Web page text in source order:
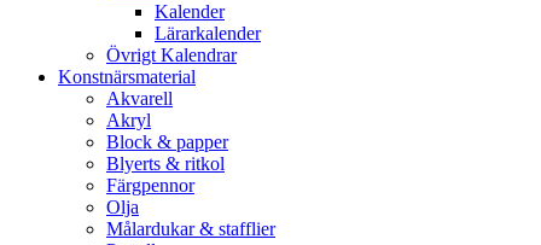
Kalender
Lärarkalender
Övrigt Kalendrar
Konstnärsmaterial
Akvarell
Akryl
Block & papper
Blyerts & ritkol
Färgpennor
Olja
Målardukar & stafflier